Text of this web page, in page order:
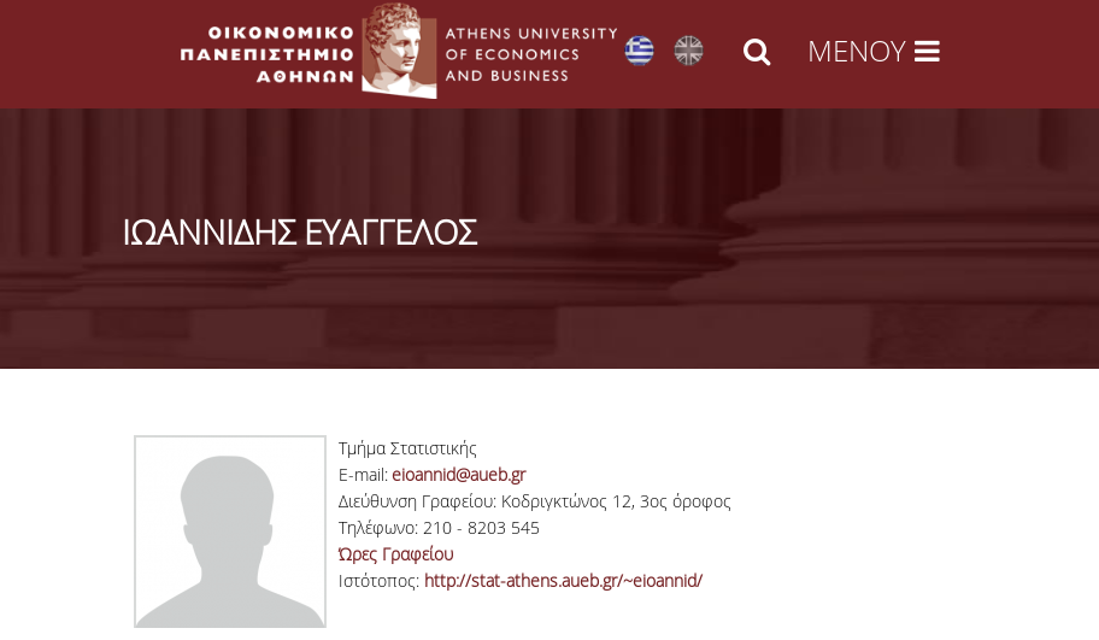
ΙΩΑΝΝΙΔΗΣ ΕΥΑΓΓΕΛΟΣ
Τμήμα Στατιστικής
E-mail:eioannid@aueb.gr
Διεύθυνση Γραφείου: Κοδριγκτώνος 12, 3ος όροφος
Τηλέφωνο: 210 - 8203 545
Ώρες Γραφείου
Ιστότοπος: http://stat-athens.aueb.gr/~eioannid/